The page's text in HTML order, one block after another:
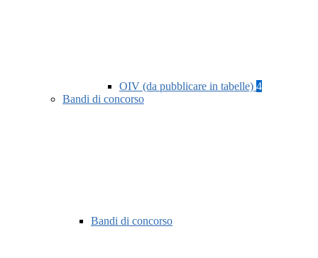
OIV (da pubblicare in tabelle) 4
Bandi di concorso
Bandi di concorso